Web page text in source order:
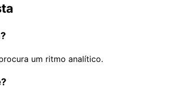
um ritmo analítico.